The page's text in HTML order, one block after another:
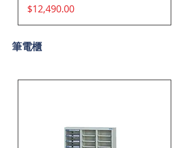
價格
$12,490.00
​筆電櫃